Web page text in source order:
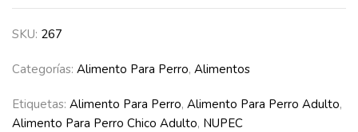
SKU: 267
Categorías: Alimento Para Perro, Alimentos
Etiquetas: Alimento Para Perro, Alimento Para Perro Adulto,
Alimento Para Perro Chico Adulto, NUPEC